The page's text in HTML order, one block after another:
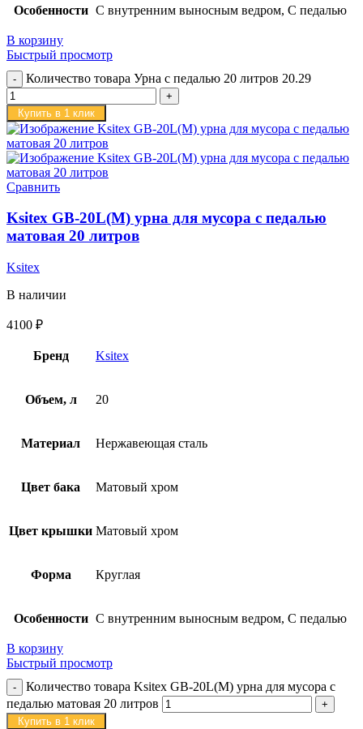
Особенности С внутренним выносным ведром, С педалью
В корзину
Быстрый просмотр
Количество товара Урна с педалью 20 литров 20.29
Купить в 1 клик
Сравнить
Ksitex GB-20L(M) урна для мусора с педалью
матовая 20 литров
Ksitex
В наличии
4100 ₽
Бренд Ksitex
Объем, л 20
Материал Нержавеющая сталь
Цвет бака Матовый хром
Цвет крышки Матовый хром
Форма Круглая
Особенности С внутренним выносным ведром, С педалью
В корзину
Быстрый просмотр
Количество товара Ksitex GB-20L(M) урна для мусора с
педалью матовая 20 литров
Купить в 1 клик